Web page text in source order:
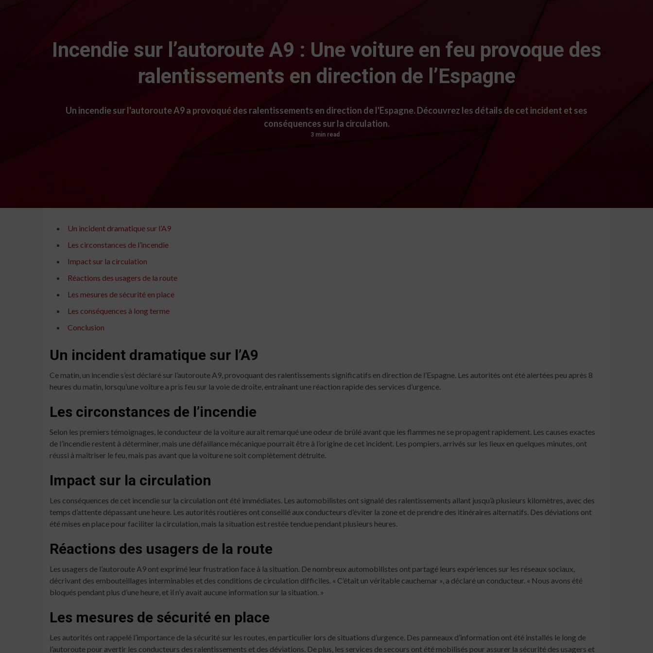
Incendie sur l’autoroute A9 : Une voiture en feu provoque des
ralentissements en direction de l’Espagne
Un incendie sur l'autoroute A9 a provoqué des ralentissements en direction de l'Espagne. Découvrez les détails de cet incident et ses
conséquences sur la circulation.
3 min read
Un incident dramatique sur l’A9
Les circonstances de l’incendie
Impact sur la circulation
Réactions des usagers de la route
Les mesures de sécurité en place
Les conséquences à long terme
Conclusion
Un incident dramatique sur l’A9
Ce matin, un incendie s’est déclaré sur l’autoroute A9, provoquant des ralentissements significatifs en direction de l’Espagne. Les autorités ont été alertées peu après 8
heures du matin, lorsqu’une voiture a pris feu sur la voie de droite, entraînant une réaction rapide des services d’urgence.
Les circonstances de l’incendie
Selon les premiers témoignages, le conducteur de la voiture aurait remarqué une odeur de brûlé avant que les flammes ne se propagent rapidement. Les causes exactes
de l’incendie restent à déterminer, mais une défaillance mécanique pourrait être à l’origine de cet incident. Les pompiers, arrivés sur les lieux en quelques minutes, ont
réussi à maîtriser le feu, mais pas avant que la voiture ne soit complètement détruite.
Impact sur la circulation
Les conséquences de cet incendie sur la circulation ont été immédiates. Les automobilistes ont signalé des ralentissements allant jusqu’à plusieurs kilomètres, avec des
temps d’attente dépassant une heure. Les autorités routières ont conseillé aux conducteurs d’éviter la zone et de prendre des itinéraires alternatifs. Des déviations ont
été mises en place pour faciliter la circulation, mais la situation est restée tendue pendant plusieurs heures.
Réactions des usagers de la route
Les usagers de l’autoroute A9 ont exprimé leur frustration face à la situation. De nombreux automobilistes ont partagé leurs expériences sur les réseaux sociaux,
décrivant des embouteillages interminables et des conditions de circulation difficiles. « C’était un véritable cauchemar », a déclaré un conducteur. « Nous avons été
bloqués pendant plus d’une heure, et il n’y avait aucune information sur la situation. »
Les mesures de sécurité en place
Les autorités ont rappelé l’importance de la sécurité sur les routes, en particulier lors de situations d’urgence. Des panneaux d’information ont été installés le long de
l’autoroute pour avertir les conducteurs des ralentissements et des déviations. De plus, les services de secours ont été mobilisés pour assurer la sécurité des usagers et